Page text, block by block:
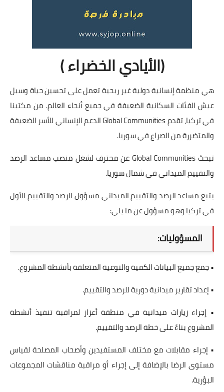
(الأيادي الخضراء )
هي منظمة إنسانية دولية غير ربحية تعمل على تحسين حياة وسبل
عيش الفئات السكانية الضعيفة في جميع أنحاء العالم. من مكتبنا
في تركيا، تقدم Global Communities الدعم الإنساني للأسر الضعيفة
والمتضررة من الصراع في سوريا.
تبحث Global Communities عن محترف لشغل منصب مساعد الرصد
والتقييم الميداني في شمال سوريا.
يتبع مساعد الرصد والتقييم الميداني مسؤول الرصد والتقييم الأول
في تركيا وهو مسؤول عن ما يلي:
المسؤوليات:
• جمع جميع البيانات الكمية والنوعية المتعلقة بأنشطة المشروع.
• إعداد تقارير ميدانية دورية للرصد والتقييم.
• إجراء زيارات ميدانية في منطقة أعزاز لمراقبة تنفيذ أنشطة
المشروع بناءً على خطة الرصد والتقييم.
• إجراء مقابلات مع مختلف المستفيدين وأصحاب المصلحة لقياس
مستوى الرضا بالإضافة إلى إجراء أو مراقبة مناقشات المجموعات
البؤرية.